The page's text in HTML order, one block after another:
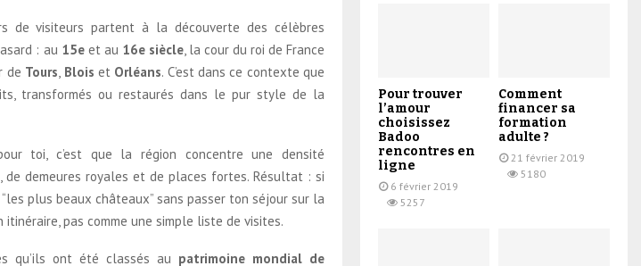
de visiteurs partent à la découverte des célèbres
: au 15eet au 16e siècle, la cour du roi de France
de Tours Blois et Orléans. C’est dans ce contexte que
transformés ou restaurés dans le pur style de la
toi, c’est que la région concentre une densité
de demeures royales et de places fortes. Résultat : si
plus beaux châteaux” sans passer ton séjour sur la
pas comme une simple liste de visites.
qu’ils ont été classés au patrimoine mondial de
Pour trouver
l’amour
choisissez
Badoo
rencontres en
ligne
6 février 2019
5257
Comment
financer sa
formation
adulte ?
21 février 2019
5180